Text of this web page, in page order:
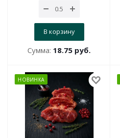
В корзину
Сумма: 18.75 руб.
НОВИНКА